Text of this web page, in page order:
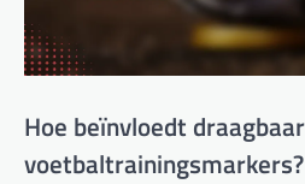
Hoe beïnvloedt
voetbaltrainingsmarkers?